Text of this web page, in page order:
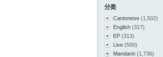
分类
Cantonese (1,502)
English (317)
EP (313)
Live (500)
Mandarin (1,736)